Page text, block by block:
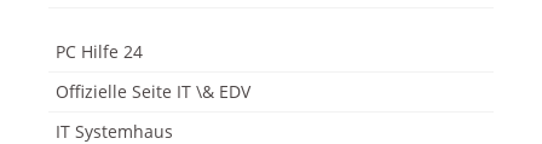
PC Hilfe 24
Offizielle Seite IT \& EDV
IT Systemhaus